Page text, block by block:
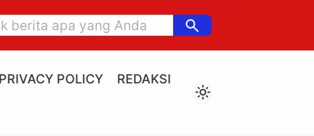
search
PRIVACY POLICY
REDAKSI
light_mode